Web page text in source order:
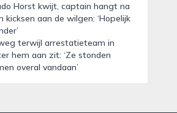
Horst kwijt, captain hangt na
kicksen aan de wilgen: ‘Hopelijk
terwijl arrestatieteam in
hem aan zit: ‘Ze stonden
overal vandaan’